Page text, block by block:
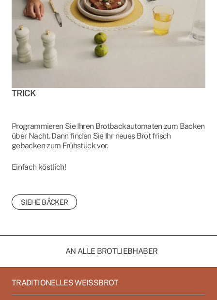
TRICK
Programmieren Sie Ihren Brotbackautomaten zum Backen
über Nacht. Dann finden Sie Ihr neues Brot frisch
gebacken zum Frühstück vor.
Einfach köstlich!
SIEHE BÄCKER
AN ALLE BROTLIEBHABER
TRADITIONELLES WEISSBROT